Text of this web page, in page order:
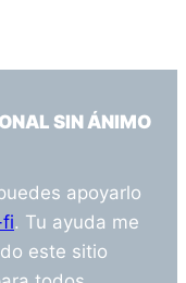
SIN ÁNIMO
apoyarlo
fi. Tu ayuda me
este sitio